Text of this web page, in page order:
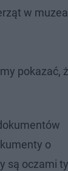
w
pokazać,
o
są oczami